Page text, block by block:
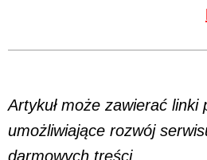
Artykuł może zawierać linki
umożliwiające rozwój
darmowych treści